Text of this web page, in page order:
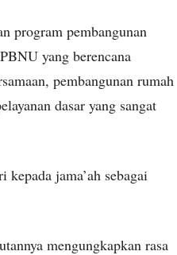
program pembangunan
yang berencana
pembangunan rumah
dasar yang sangat
jama’ah sebagai
mengungkapkan rasa